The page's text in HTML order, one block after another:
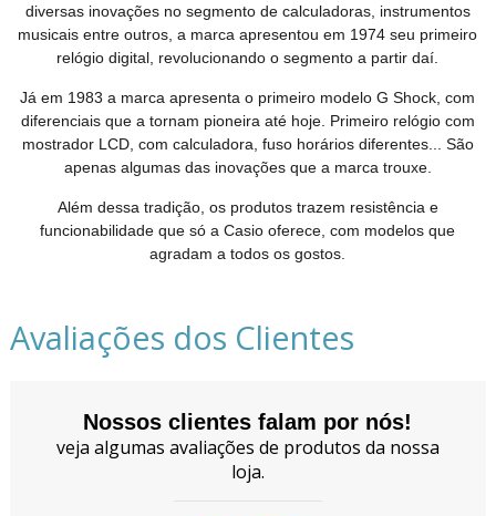
diversas inovações no segmento de calculadoras, instrumentos
musicais entre outros, a marca apresentou em 1974 seu primeiro
relógio digital, revolucionando o segmento a partir daí.
Já em 1983 a marca apresenta o primeiro modelo G Shock, com
diferenciais que a tornam pioneira até hoje. Primeiro relógio com
mostrador LCD, com calculadora, fuso horários diferentes... São
apenas algumas das inovações que a marca trouxe.
Além dessa tradição, os produtos trazem resistência e
funcionabilidade que só a Casio oferece, com modelos que
agradam a todos os gostos.
Avaliações dos Clientes
Nossos clientes falam por nós!
veja algumas avaliações de produtos da nossa
loja.